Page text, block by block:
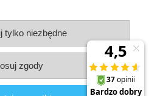
tylko niezbędne
zgody